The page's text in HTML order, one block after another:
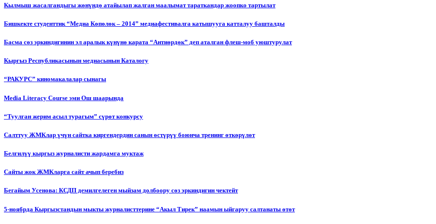
Кылмыш жасалгандыгы жөнүндө атайылап жалган маалымат тараткандар жоопко тартылат
Бишкекте студенттик “Медиа Көпөлөк – 2014” медиафестивалга катышууга катталуу башталды
Басма сөз эркиндигинин эл аралык күнүнө карата “Антиөрдөк” деп аталган флеш-моб уюштурулат
Кыргыз Республикасынын медиасынын Каталогу
“РАКУРС” киномакалалар сынагы
Media Literacy Сourse эми Ош шаарында
“Туулган жерим асыл турагым” сүрөт конкурсу
Салттуу ЖМКлар үчүн сайтка киргендердин санын өстүрүү боюнча тренинг өткөрүлөт
Белгилүү кыргыз журналисти жардамга муктаж
Сайты жок ЖМКларга сайт ачып беребиз
Бегайым Усенова: КСДП демилгелеген мыйзам долбоору сөз эркиндигин чектейт
5-ноябрда Кыргызстандын мыкты журналисттерине “Акыл Тирек” наамын ыйгаруу салтанаты өтөт